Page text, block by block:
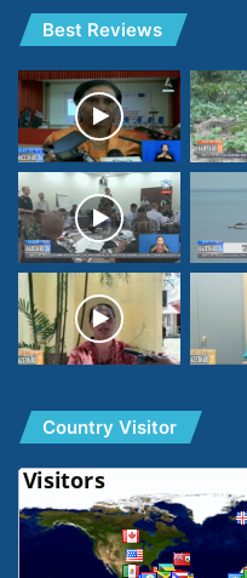
Best Reviews
Country Visitor